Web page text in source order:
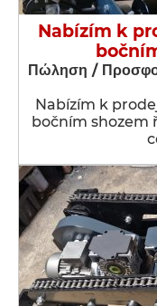
Nabízím k
Πώληση /
Nabízím k
bočním shozem